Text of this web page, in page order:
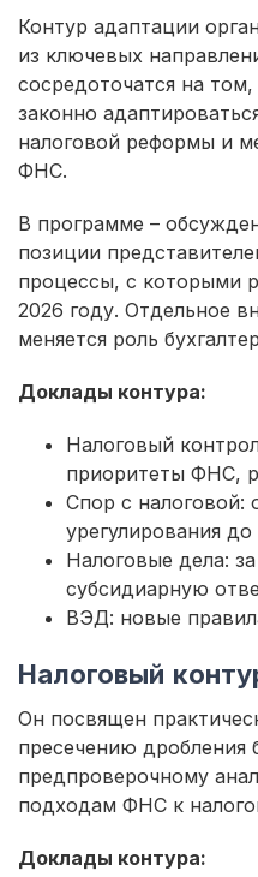
Контур адаптации
из ключевых
сосредоточатся на том,
законно
налоговой реформы и
ФНС.
В программе –
позиции
процессы, с которыми
2026 году. Отдельное
меняется роль
Доклады контура:
Налоговый
приоритеты ФНС,
Спор с налоговой:
урегулирования
Налоговые дела:
субсидиарную
ВЭД: новые
Налоговый
Он посвящен
пресечению дробления
предпроверочному
подходам ФНС к
Доклады контура: